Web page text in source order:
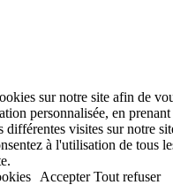
sur notre site afin de
personnalisée, en
différentes visites sur notre
à l'utilisation de tous
Accepter Tout refuser